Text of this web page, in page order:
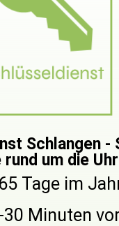
Schlangen -
rund um die Uhr
Tage im
30 Minuten